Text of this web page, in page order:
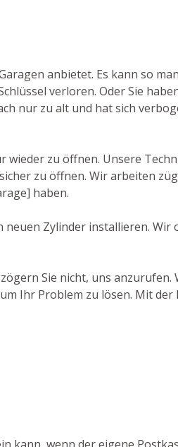
anbietet. Es kann so
verloren. Oder Sie
nur zu alt und hat sich
zu öffnen. Unsere
zu öffnen. Wir arbeiten
haben.
Zylinder installieren.
Sie nicht, uns
Ihr Problem zu lösen. Mit